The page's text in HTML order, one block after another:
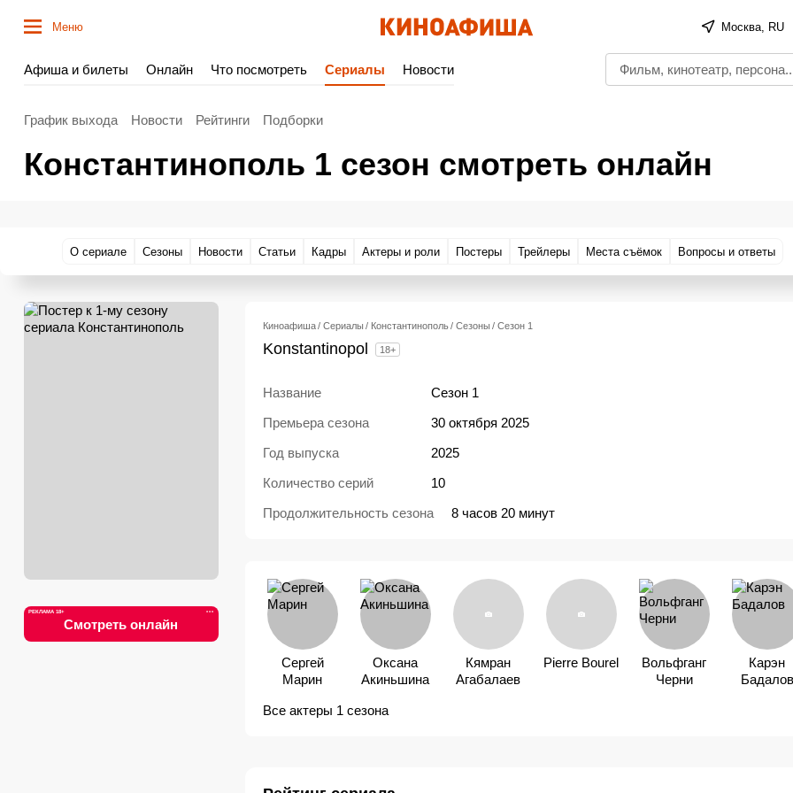
Меню Москва, RU
Афиша и билеты Онлайн Что посмотреть Сериалы Новости
График выхода Новости Рейтинги Подборки
Константинополь 1 сезон смотреть онлайн
О сериале Сезоны Новости Статьи Кадры Актеры и роли Постеры Трейлеры Места съёмок Вопросы и ответы
РЕКЛАМА 18+ •••
Смотреть онлайн
Киноафиша Сериалы Константинополь Сезоны Сезон 1
Konstantinopol 18+
Название
Сезон 1
Премьера сезона
30 октября 2025
Год выпуска
2025
Количество серий
10
Продолжительность сезона
8 часов 20 минут
Сергей
Марин
Оксана
Акиньшина
Кямран
Агабалаев
Pierre Bourel
Вольфганг
Черни
Карэн
Бадалов
Все актеры 1 сезона